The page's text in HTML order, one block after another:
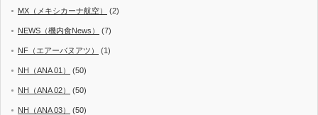
MX（メキシカーナ航空） (2)
NEWS（機内食News） (7)
NF（エアーバヌアツ） (1)
NH（ANA 01） (50)
NH（ANA 02） (50)
NH（ANA 03） (50)